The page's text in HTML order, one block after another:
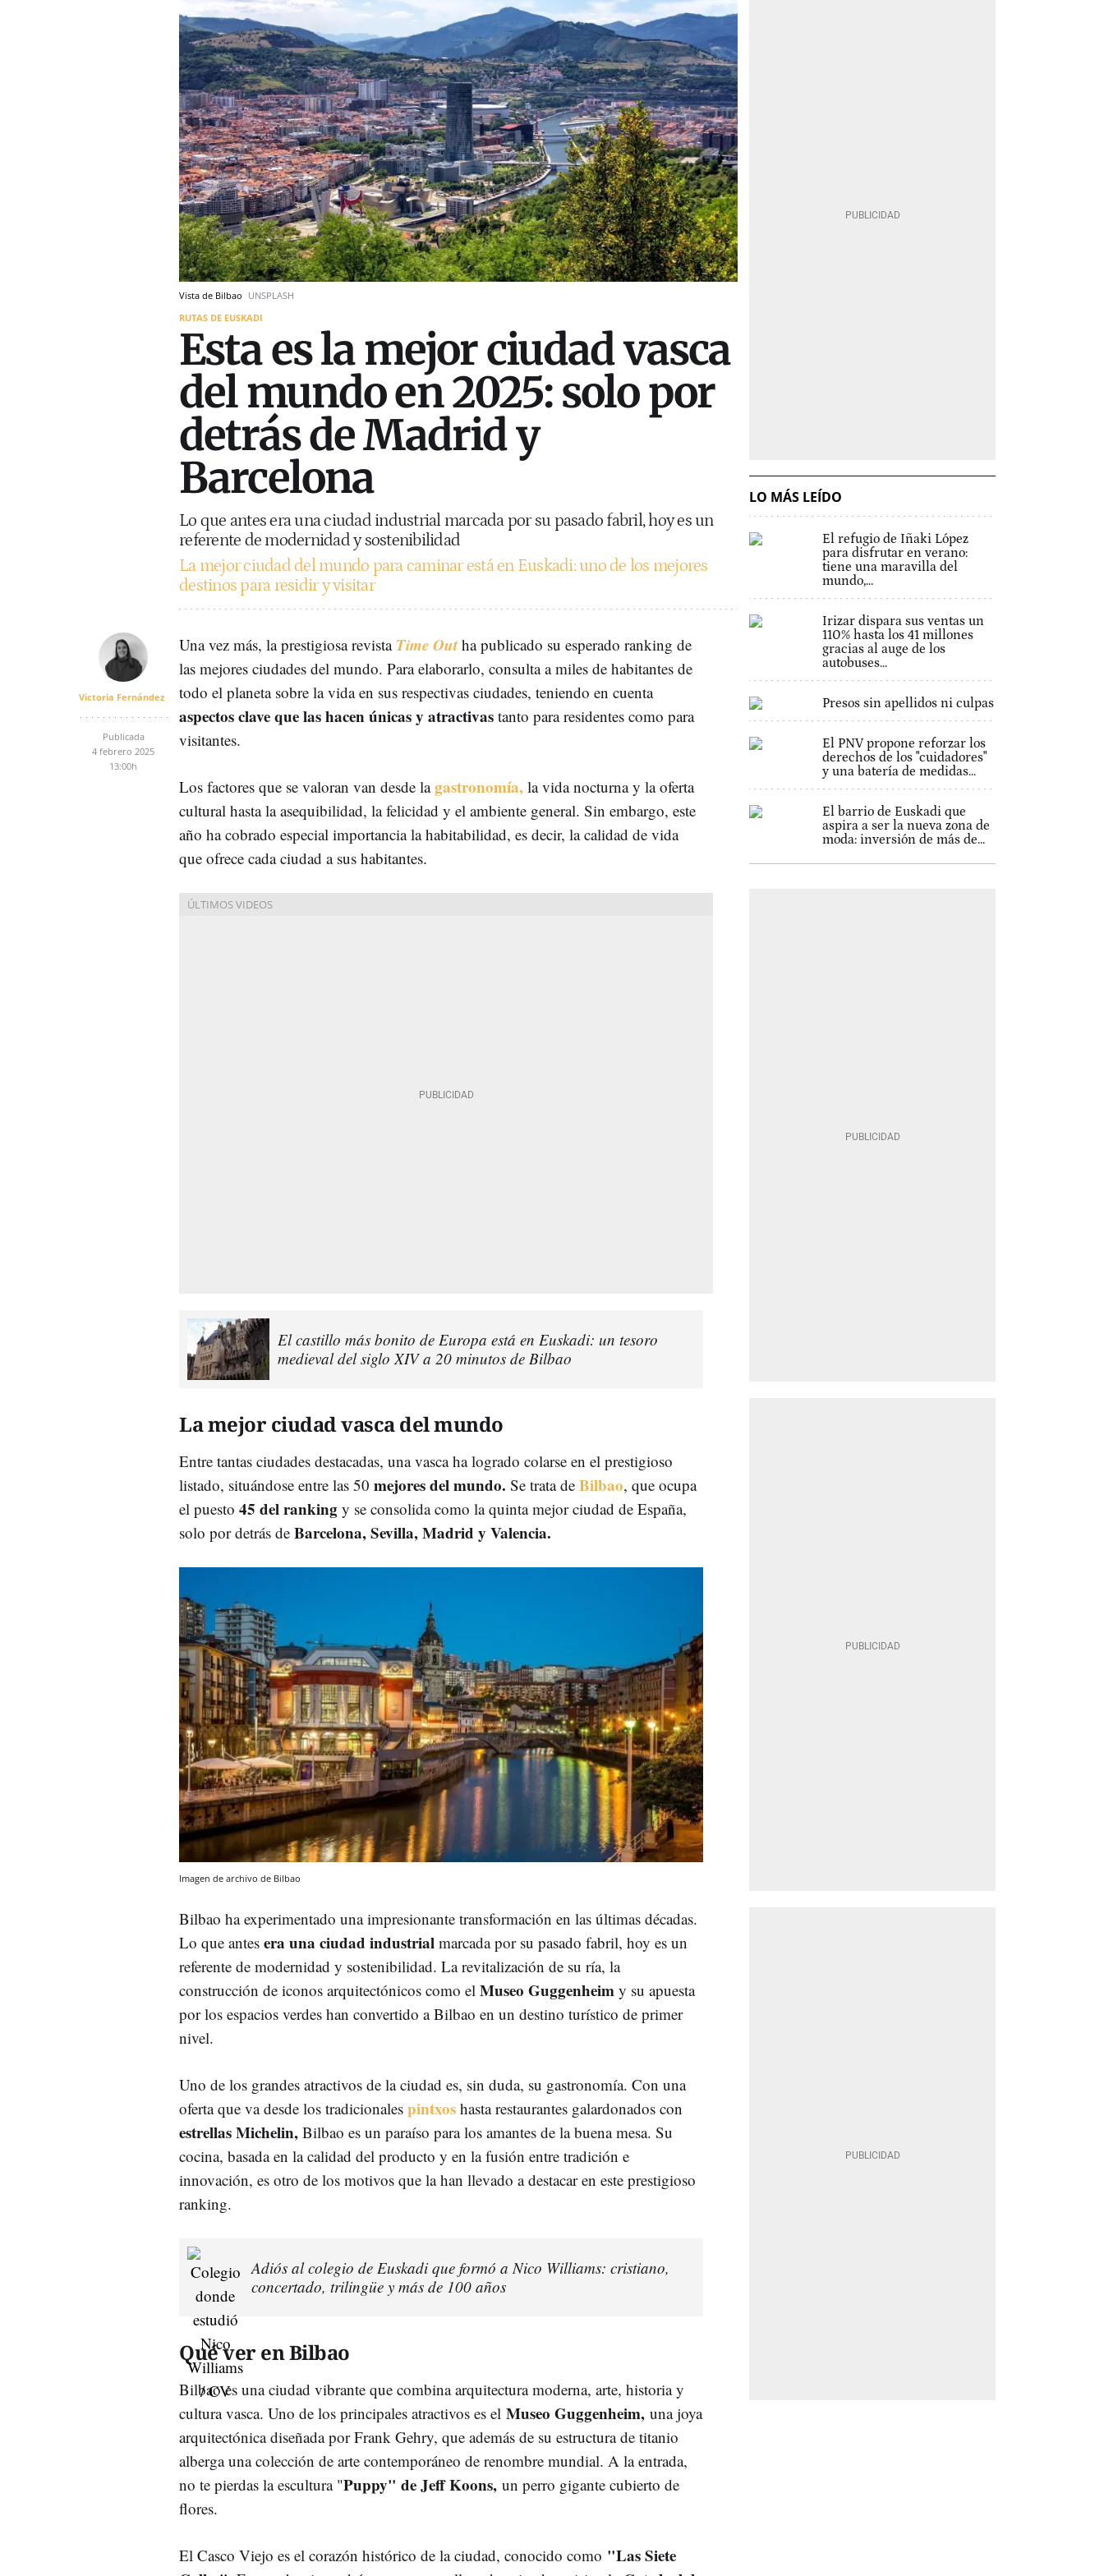
Vista de Bilbao UNSPLASH
RUTAS DE EUSKADI
Esta es la mejor ciudad vasca
del mundo en 2025: solo por
detrás de Madrid y
Barcelona
Lo que antes era una ciudad industrial marcada por su pasado fabril, hoy es un
referente de modernidad y sostenibilidad
La mejor ciudad del mundo para caminar está en Euskadi: uno de los mejores
destinos para residir y visitar
Victoria Fernández
Publicada
4 febrero 2025
13:00h
Una vez más, la prestigiosa revista Time Outha publicado su esperado ranking de
las mejores ciudades del mundo. Para elaborarlo, consulta a miles de habitantes de
todo el planeta sobre la vida en sus respectivas ciudades, teniendo en cuenta
aspectos clave que las hacen únicas y atractivas tanto para residentes como para
visitantes.
Los factores que se valoran van desde lagastronomía, la vida nocturna y la oferta
cultural hasta la asequibilidad, la felicidad y el ambiente general. Sin embargo, este
año ha cobrado especial importancia la habitabilidad, es decir, la calidad de vida
que ofrece cada ciudad a sus habitantes.
El castillo más bonito de Europa está en Euskadi: un tesoro
medieval del siglo XIV a 20 minutos de Bilbao
La mejor ciudad vasca del mundo
Entre tantas ciudades destacadas, una vasca ha logrado colarse en el prestigioso
listado, situándose entre las 50 mejores del mundo. Se trata de Bilbao, que ocupa
el puesto 45 del ranking y se consolida como la quinta mejor ciudad de España,
solo por detrás de Barcelona, Sevilla, Madrid y Valencia.
Imagen de archivo de Bilbao
Bilbao ha experimentado una impresionante transformación en las últimas décadas.
Lo que antes era una ciudad industrial marcada por su pasado fabril, hoy es un
referente de modernidad y sostenibilidad. La revitalización de su ría, la
construcción de iconos arquitectónicos como el Museo Guggenheim y su apuesta
por los espacios verdes han convertido a Bilbao en un destino turístico de primer
nivel.
Uno de los grandes atractivos de la ciudad es, sin duda, su gastronomía. Con una
oferta que va desde los tradicionales pintxos hasta restaurantes galardonados con
estrellas Michelin, Bilbao es un paraíso para los amantes de la buena mesa. Su
cocina, basada en la calidad del producto y en la fusión entre tradición e
innovación, es otro de los motivos que la han llevado a destacar en este prestigioso
ranking.
Adiós al colegio de Euskadi que formó a Nico Williams: cristiano,
concertado, trilingüe y más de 100 años
Qué ver en Bilbao
Bilbao es una ciudad vibrante que combina arquitectura moderna, arte, historia y
cultura vasca. Uno de los principales atractivos es el Museo Guggenheim, una joya
arquitectónica diseñada por Frank Gehry, que además de su estructura de titanio
alberga una colección de arte contemporáneo de renombre mundial. A la entrada,
no te pierdas la escultura "Puppy" de Jeff Koons, un perro gigante cubierto de
flores.
El Casco Viejo es el corazón histórico de la ciudad, conocido como "Las Siete
LO MÁS LEÍDO
El refugio de Iñaki López
para disfrutar en verano:
tiene una maravilla del
mundo,...
Irizar dispara sus ventas un
110% hasta los 41 millones
gracias al auge de los
autobuses...
Presos sin apellidos ni culpas
El PNV propone reforzar los
derechos de los "cuidadores"
y una batería de medidas...
El barrio de Euskadi que
aspira a ser la nueva zona de
moda: inversión de más de...